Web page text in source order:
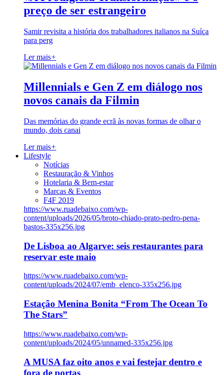
preço de ser estrangeiro
Samir revisita a história dos trabalhadores italianos na Suíça
para perg
Ler mais+
Millennials e Gen Z em diálogo nos
novos canais da Filmin
Das memórias do grande ecrã às novas formas de olhar o
mundo, dois canai
Ler mais+
Lifestyle
Notícias
Restauração & Vinhos
Hotelaria & Bem-estar
Marcas & Eventos
F4F 2019
https://www.ruadebaixo.com/wp-
content/uploads/2026/05/broto-chiado-prato-pedro-pena-
bastos-335x256.jpg
De Lisboa ao Algarve: seis restaurantes para
reservar este maio
https://www.ruadebaixo.com/wp-
content/uploads/2024/07/emb_elenco-335x256.jpg
Estação Menina Bonita “From The Ocean To
The Stars”
https://www.ruadebaixo.com/wp-
content/uploads/2024/05/unnamed-335x256.jpg
A MUSA faz oito anos e vai festejar dentro e
fora de portas